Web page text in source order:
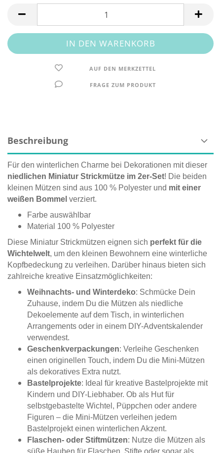
AUF DEN MERKZETTEL
FRAGE ZUM PRODUKT
Beschreibung
Für den winterlichen Charme bei Dekorationen mit dieser
niedlichen Miniatur Strickmütze im 2er-Set! Die beiden
kleinen Mützen sind aus 100 % Polyester und mit einer
weißen Bommel verziert.
Farbe auswählbar
Material 100 % Polyester
Diese Miniatur Strickmützen eignen sich perfekt für die
Wichtelwelt, um den kleinen Bewohnern eine winterliche
Kopfbedeckung zu verleihen. Darüber hinaus bieten sich
zahlreiche kreative Einsatzmöglichkeiten:
Weihnachts- und Winterdeko: Schmücke Dein
Zuhause, indem Du die Mützen als niedliche
Dekoelemente auf dem Tisch, in winterlichen
Arrangements oder in einem DIY-Adventskalender
verwendest.
Geschenkverpackungen: Verleihe Geschenken
einen originellen Touch, indem Du die Mini-Mützen
als dekoratives Extra nutzt.
Bastelprojekte: Ideal für kreative Bastelprojekte mit
Kindern und DIY-Liebhaber. Ob als Hut für
selbstgebastelte Wichtel, Püppchen oder andere
Figuren – die Mini-Mützen verleihen jedem
Bastelprojekt einen winterlichen Akzent.
Flaschen- oder Stiftmützen: Nutze die Mützen als
süße Hauben für Flaschen, Stifte oder sogar als